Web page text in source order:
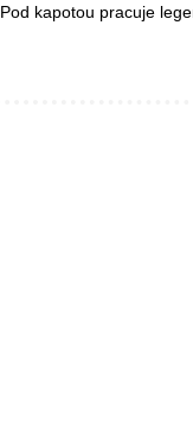
Pod kapotou pracuje